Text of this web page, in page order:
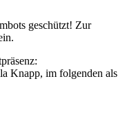
geschützt! Zur
Knapp, im folgenden als